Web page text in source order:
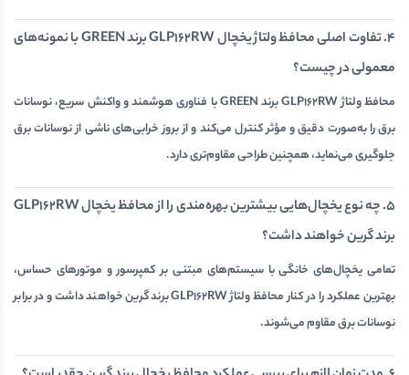
4. تفاوت اصلی محافظ ولتاژ یخچال GLP162RW برند GREEN با نمونه‌های
معمولی در چیست؟
محافظ ولتاژ GLP162RW برند GREEN با فناوری هوشمند و واکنش سریع، نوسانات
برق را به‌صورت دقیق و مؤثر کنترل می‌کند و از بروز خرابی‌های ناشی از نوسانات برق
جلوگیری می‌نماید، همچنین طراحی مقاوم‌تری دارد.
5. چه نوع یخچال‌هایی بیشترین بهره‌مندی را از محافظ یخچال GLP162RW
برند گرین خواهند داشت؟
تمامی یخچال‌های خانگی با سیستم‌های مبتنی بر کمپرسور و موتورهای حساس،
بهترین عملکرد را در کنار محافظ ولتاژ GLP162RW برند گرین خواهند داشت و در برابر
نوسانات برق مقاوم‌ می‌شوند.